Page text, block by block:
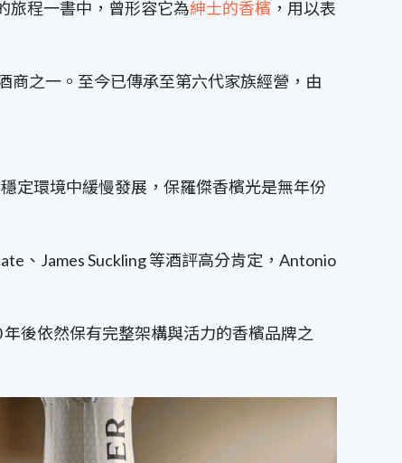
旅程一書中，曾形容它為紳士的香檳 ，用以表
商之一。至今已傳承至第六代家族經營，由
定環境中緩慢發展，保羅傑香檳光是無年份
、James Suckling 等酒評高分肯定，Antonio
後依然保有完整架構與活力的香檳品牌之